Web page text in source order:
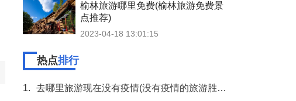
榆林旅游哪里免费(榆林旅游免费景
点推荐)
2023-04-18 13:01:15
热点排行
1.
去哪里旅游现在没有疫情(没有疫情的旅游胜地推荐)